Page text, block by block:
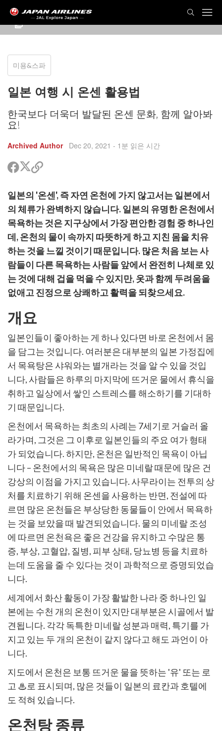
미용&스파
일본 여행 시 온센 활용법
한국보다 더욱더 발달된 온센 문화, 함께 알아봐
요!
Archived Author Dec 20, 2021 - 1분 읽은 시간
페
북
공
유
트
위
공
유
공
링
크
복
사
일본의 '온센', 즉 자연 온천에 가지 않고서는 일본에서
의 체류가 완벽하지 않습니다. 일본의 유명한 온천에서
목욕하는 것은 지구상에서 가장 편안한 경험 중 하나인
데, 온천의 물이 속까지 따뜻하게 하고 지친 몸을 치유
하는 것을 느낄 것이기 때문입니다. 많은 처음 보는 사
람들이 다른 목욕하는 사람들 앞에서 완전히 나체로 있
는 것에 대해 겁을 먹을 수 있지만, 옷과 함께 두려움을
없애고 진정으로 상쾌하고 활력을 되찾으세요.
개요
일본인들이 좋아하는 게 하나 있다면 바로 온천에서 몸
을 담그는 것입니다. 여러분은 대부분의 일본 가정집에
서 목욕탕은 샤워와는 별개라는 것을 알 수 있을 것입
니다, 사람들은 하루의 마지막에 뜨거운 물에서 휴식을
취하고 일상에서 쌓인 스트레스를 해소하기를 기대하
기 때문입니다.
온천에서 목욕하는 최초의 사례는 7세기로 거슬러 올
라가며, 그것은 그 이후로 일본인들의 주요 여가 형태
가 되었습니다. 하지만, 온천은 일반적인 목욕이 아닙
니다 – 온천에서의 목욕은 많은 미네랄 때문에 많은 건
강상의 이점을 가지고 있습니다. 사무라이는 전투의 상
처를 치료하기 위해 온센을 사용하는 반면, 전설에 따
르면 많은 온천들은 부상당한 동물들이 안에서 목욕하
는 것을 보았을 때 발견되었습니다. 물의 미네랄 조성
에 따르면 온천욕은 좋은 건강을 유지하고 수많은 통
증, 부상, 고혈압, 질병, 피부 상태, 당뇨병 등을 치료하
는데 도움을 줄 수 있다는 것이 과학적으로 증명되었습
니다.
세계에서 화산 활동이 가장 활발한 나라 중 하나인 일
본에는 수천 개의 온천이 있지만 대부분은 시골에서 발
견됩니다. 각각 독특한 미네랄 성분과 매력, 특기를 가
지고 있는 두 개의 온천이 같지 않다고 해도 과언이 아
니다.
지도에서 온천은 보통 뜨거운 물을 뜻하는 '유' 또는 로
고 ♨로 표시되며, 많은 것들이 일본의 료칸과 호텔에
도 적혀 있습니다.
온천탕 종류